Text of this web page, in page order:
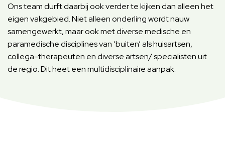
Ons team durft daarbij ook verder te kijken dan alleen het
eigen vakgebied. Niet alleen onderling wordt nauw
samengewerkt, maar ook met diverse medische en
paramedische disciplines van ‘buiten’ als huisartsen,
collega-therapeuten en diverse artsen/ specialisten uit
de regio. Dit heet een multidisciplinaire aanpak.